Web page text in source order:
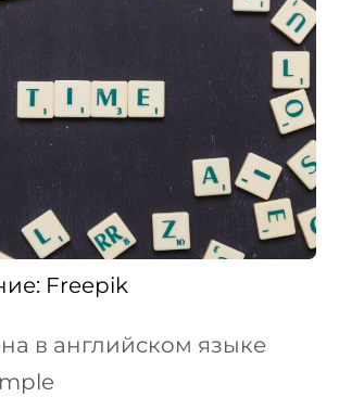
Freepik
в английском языке